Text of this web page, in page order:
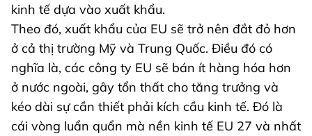
kinh tế dựa vào xuất khẩu.
Theo đó, xuất khẩu của EU sẽ trở nên đắt đỏ hơn
ở cả thị trường Mỹ và Trung Quốc. Điều đó có
nghĩa là, các công ty EU sẽ bán ít hàng hóa hơn
ở nước ngoài, gây tổn thất cho tăng trưởng và
kéo dài sự cần thiết phải kích cầu kinh tế. Đó là
cái vòng luẩn quẩn mà nền kinh tế EU 27 và nhất